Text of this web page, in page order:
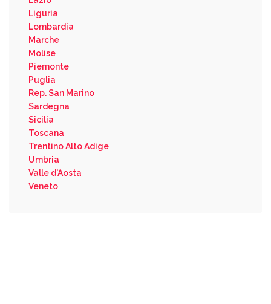
Liguria
Lombardia
Marche
Molise
Piemonte
Puglia
Rep. San Marino
Sardegna
Sicilia
Toscana
Trentino Alto Adige
Umbria
Valle d'Aosta
Veneto